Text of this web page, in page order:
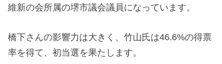
維新の会所属の堺市議会議員になっています。
橋下さんの影響力は大きく、竹山氏は46.6%の得票
率を得て、初当選を果たします。